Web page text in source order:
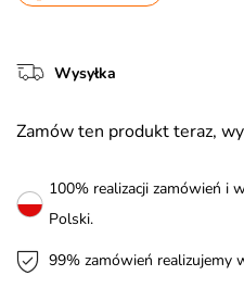
Wysyłka
Zamów ten produkt teraz,
100% realizacji zamówień i
Polski.
99% zamówień realizujemy